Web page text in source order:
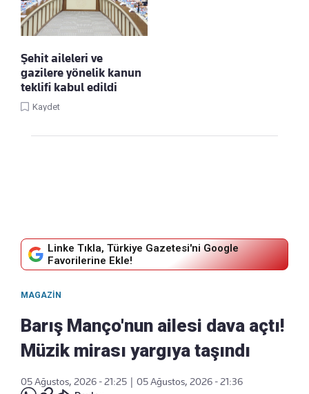
Şehit aileleri ve
gazilere yönelik kanun
teklifi kabul edildi
Kaydet
Linke Tıkla, Türkiye Gazetesi'ni Google
Favorilerine Ekle!
MAGAZIN
Barış Manço'nun ailesi dava açtı!
Müzik mirası yargıya taşındı
05 Ağustos, 2026 - 21:25
05 Ağustos, 2026 - 21:36